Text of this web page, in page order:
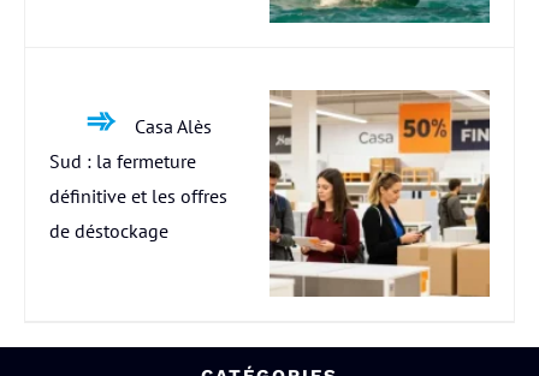
Casa Alès
Sud : la fermeture
définitive et les offres
de déstockage